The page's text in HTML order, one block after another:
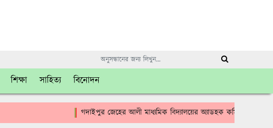
শিক্ষা সাহিত্য বিনোদন
গদাইপুর জেহের আলী মাধ্যমিক বিদ্যালয়ের অ্যাডহক কমিটির সভাপতি